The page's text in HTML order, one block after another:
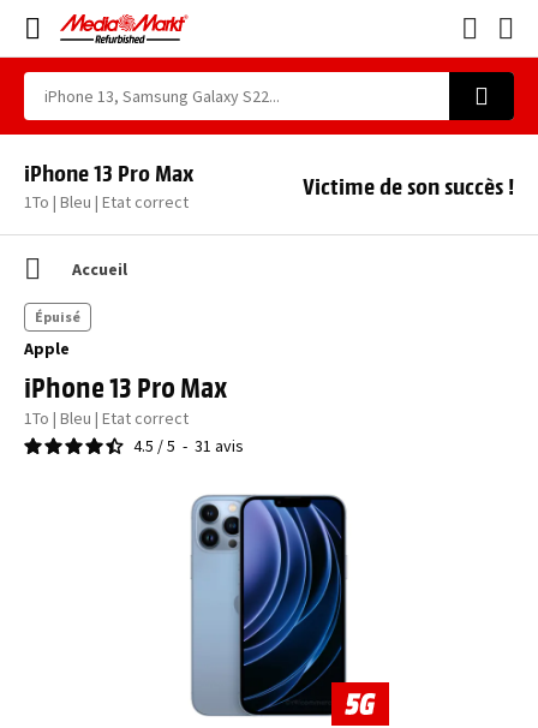
iPhone 13 Pro Max
1To | Bleu | Etat correct
Victime de son succès !
Accueil
Apple
iPhone 13 Pro Max
1To | Bleu | Etat correct
4.5 /5 - 31 avis
Épuisé